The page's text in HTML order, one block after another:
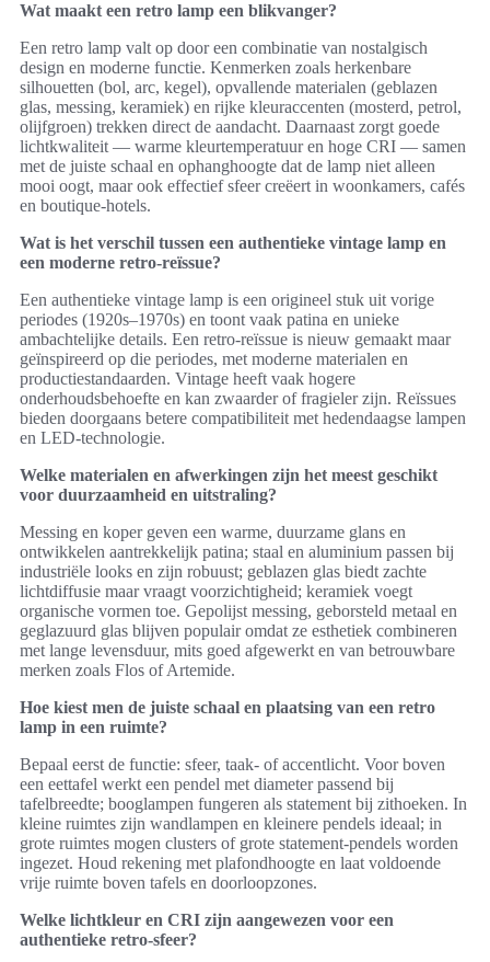
Wat maakt een retro lamp een blikvanger?
Een retro lamp valt op door een combinatie van nostalgisch
design en moderne functie. Kenmerken zoals herkenbare
silhouetten (bol, arc, kegel), opvallende materialen (geblazen
glas, messing, keramiek) en rijke kleuraccenten (mosterd, petrol,
olijfgroen) trekken direct de aandacht. Daarnaast zorgt goede
lichtkwaliteit — warme kleurtemperatuur en hoge CRI — samen
met de juiste schaal en ophanghoogte dat de lamp niet alleen
mooi oogt, maar ook effectief sfeer creëert in woonkamers, cafés
en boutique-hotels.
Wat is het verschil tussen een authentieke vintage lamp en
een moderne retro-reïssue?
Een authentieke vintage lamp is een origineel stuk uit vorige
periodes (1920s–1970s) en toont vaak patina en unieke
ambachtelijke details. Een retro-reïssue is nieuw gemaakt maar
geïnspireerd op die periodes, met moderne materialen en
productiestandaarden. Vintage heeft vaak hogere
onderhoudsbehoefte en kan zwaarder of fragieler zijn. Reïssues
bieden doorgaans betere compatibiliteit met hedendaagse lampen
en LED-technologie.
Welke materialen en afwerkingen zijn het meest geschikt
voor duurzaamheid en uitstraling?
Messing en koper geven een warme, duurzame glans en
ontwikkelen aantrekkelijk patina; staal en aluminium passen bij
industriële looks en zijn robuust; geblazen glas biedt zachte
lichtdiffusie maar vraagt voorzichtigheid; keramiek voegt
organische vormen toe. Gepolijst messing, geborsteld metaal en
geglazuurd glas blijven populair omdat ze esthetiek combineren
met lange levensduur, mits goed afgewerkt en van betrouwbare
merken zoals Flos of Artemide.
Hoe kiest men de juiste schaal en plaatsing van een retro
lamp in een ruimte?
Bepaal eerst de functie: sfeer, taak- of accentlicht. Voor boven
een eettafel werkt een pendel met diameter passend bij
tafelbreedte; booglampen fungeren als statement bij zithoeken. In
kleine ruimtes zijn wandlampen en kleinere pendels ideaal; in
grote ruimtes mogen clusters of grote statement-pendels worden
ingezet. Houd rekening met plafondhoogte en laat voldoende
vrije ruimte boven tafels en doorloopzones.
Welke lichtkleur en CRI zijn aangewezen voor een
authentieke retro-sfeer?